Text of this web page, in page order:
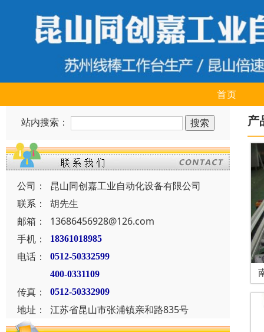
首页
站内搜索：
公司：
昆山同创嘉工业自动化设备有限公司
联系：
胡先生
邮箱：
13686456928@126.com
手机：
18361018985
电话：
0512-50332599
400-0331109
传真： 0512-50332909
地址： 江苏省昆山市张浦镇亲和路835号
产